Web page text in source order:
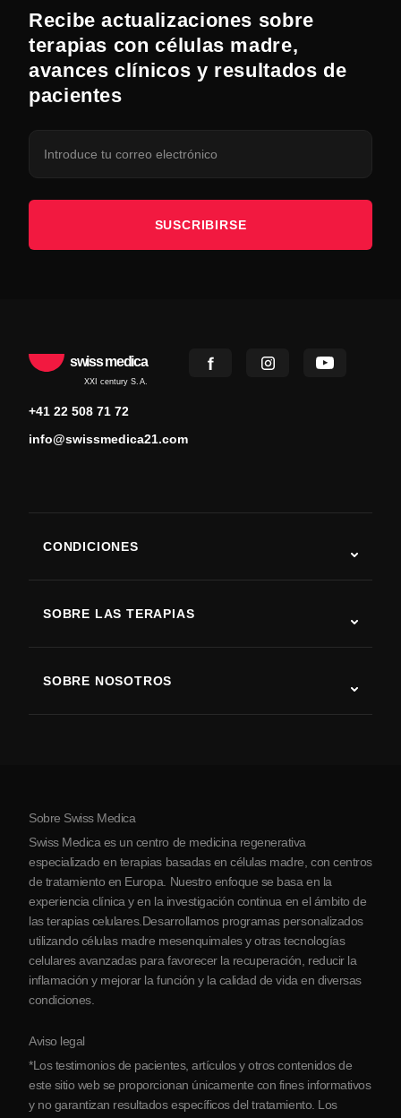
Recibe actualizaciones sobre
terapias con células madre,
avances clínicos y resultados de
pacientes
SUSCRIBIRSE
swiss medica
XXI century S.A.
+41 22 508 71 72
info@swissmedica21.com
CONDICIONES
Enfermedad de Parkinson
Artritis
SOBRE LAS TERAPIAS
SOBRE NOSOTROS
Sobre Serbia
Colaboraciones
Sobre Swiss Medica
Swiss Medica es un centro de medicina regenerativa
especializado en terapias basadas en células madre, con centros
de tratamiento en Europa. Nuestro enfoque se basa en la
experiencia clínica y en la investigación continua en el ámbito de
las terapias celulares.Desarrollamos programas personalizados
utilizando células madre mesenquimales y otras tecnologías
celulares avanzadas para favorecer la recuperación, reducir la
inflamación y mejorar la función y la calidad de vida en diversas
condiciones.
Aviso legal
*Los testimonios de pacientes, artículos y otros contenidos de
este sitio web se proporcionan únicamente con fines informativos
y no garantizan resultados específicos del tratamiento. Los